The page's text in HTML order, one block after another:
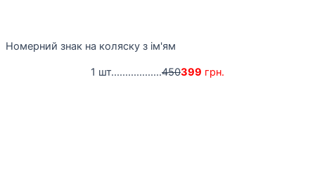
Номерний знак на коляску з ім'ям
1 шт..................450399 грн.